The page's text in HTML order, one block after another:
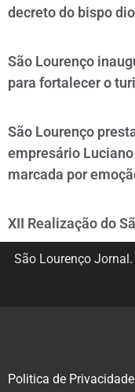
decreto do bispo
São Lourenço
para fortalecer o
São Lourenço
empresário
marcada por
XII Realização do
São Lourenço
Politica de Privacidade